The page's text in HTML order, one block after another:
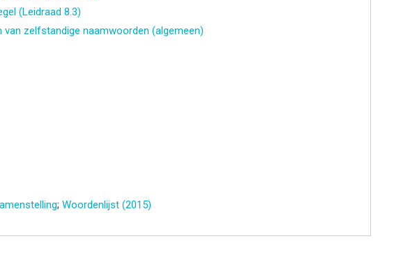
(Leidraad 8.3)
van zelfstandige naamwoorden (algemeen)
; Woordenlijst (2015)